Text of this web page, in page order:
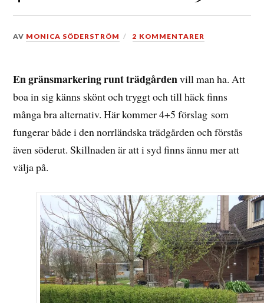
DEN
2017
AV MONICA SÖDERSTRÖM 2 KOMMENTARER
En gränsmarkering runt trädgårdenvill man ha. Att
boa in sig känns skönt och tryggt och till häck finns
många bra alternativ. Här kommer 4+5 förslag som
fungerar både i den norrländska trädgården och förstås
även söderut. Skillnaden är att i syd finns ännu mer att
välja på.